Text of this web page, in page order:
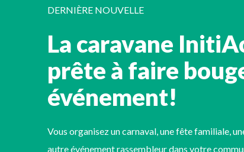
DERNIÈRE NOUVELLE
La caravane
prête à faire
événement!
Vous organisez un carnaval, une fête familiale,
autre événement rassembleur dans votre